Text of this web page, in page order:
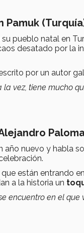
Pamuk
pueblo natal en
desatado por la
por un autor
la vez, tiene mucho
año nuevo y habla
están entrando
a la historia un
encuentro en el que